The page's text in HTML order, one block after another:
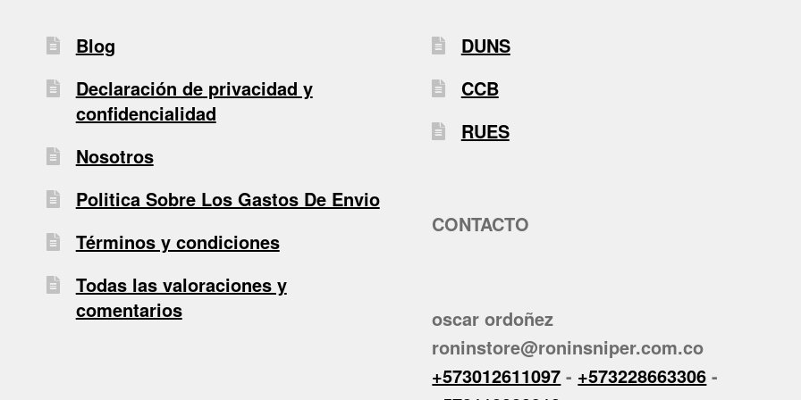
Blog
Declaración de privacidad y
confidencialidad
Nosotros
Politica Sobre Los Gastos De Envio
Términos y condiciones
Todas las valoraciones y
comentarios
DUNS
CCB
RUES
CONTACTO
oscar ordoñez
roninstore@roninsniper.com.co
+573012611097 - +573228663306 -